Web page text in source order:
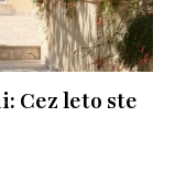
Cez leto ste